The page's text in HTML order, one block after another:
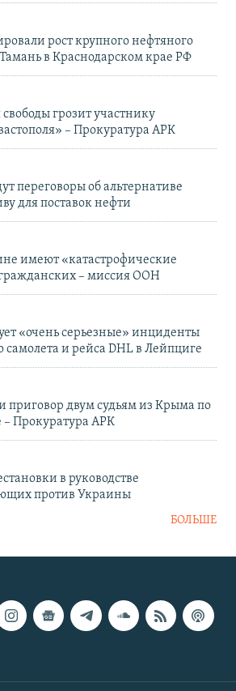
рост крупного нефтяного
в Краснодарском крае РФ
грозит участнику
– Прокуратура АРК
переговоры об альтернативе
для поставок нефти
имеют «катастрофические
– миссия ООН
«очень серьезные» инциденты
самолета и рейса DHL в Лейпциге
приговор двум судьям из Крыма по
– Прокуратура АРК
в руководстве
против Украины
БОЛЬШЕ